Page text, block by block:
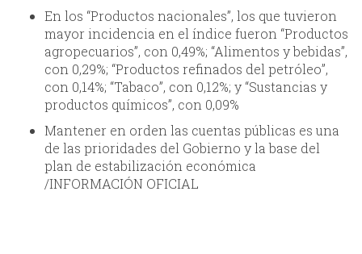
En los “Productos nacionales”, los que tuvieron
mayor incidencia en el índice fueron “Productos
agropecuarios”, con 0,49%; “Alimentos y bebidas”,
con 0,29%; “Productos refinados del petróleo”,
con 0,14%; “Tabaco”, con 0,12%; y “Sustancias y
productos químicos”, con 0,09%
Mantener en orden las cuentas públicas es una
de las prioridades del Gobierno y la base del
plan de estabilización económica
/INFORMACIÓN OFICIAL